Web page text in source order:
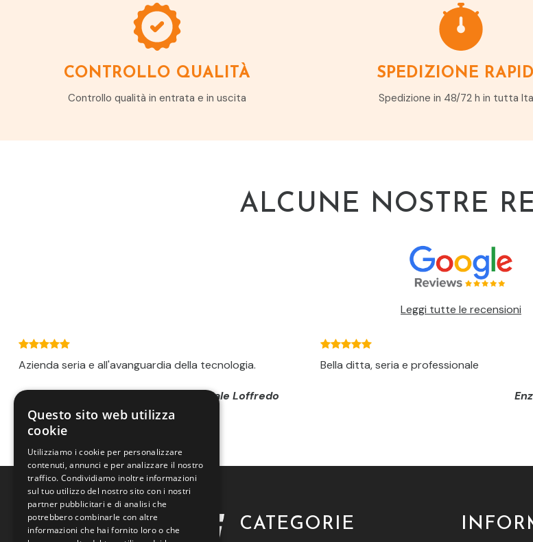
CONTROLLO QUALITÀ
Controllo qualità in entrata e in uscita
SPEDIZIONE
Spedizione in 48/72 h in tutta
ALCUNE NOSTRE
Leggi tutte le recensioni
Azienda seria e all'avanguardia della tecnologia.
Pasquale Loffredo
Bella ditta, seria e professionale
CATEGORIE
Questo sito web utilizza
cookie
Utilizziamo i cookie per personalizzare
contenuti, annunci e per analizzare il nostro
traffico. Condividiamo inoltre informazioni
sul tuo utilizzo del nostro sito con i nostri
partner pubblicitari e di analisi che
potrebbero combinarle con altre
informazioni che hai fornito loro o che